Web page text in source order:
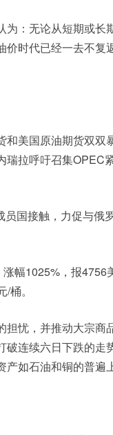
：无论从短期或
时代已经一去不
美国原油期货双
拉呼吁召集OPEC
国接触，力促与俄
幅1025%，报
桶。
忧，并推动大宗商
连续六日下跌的
如石油和铜的普遍